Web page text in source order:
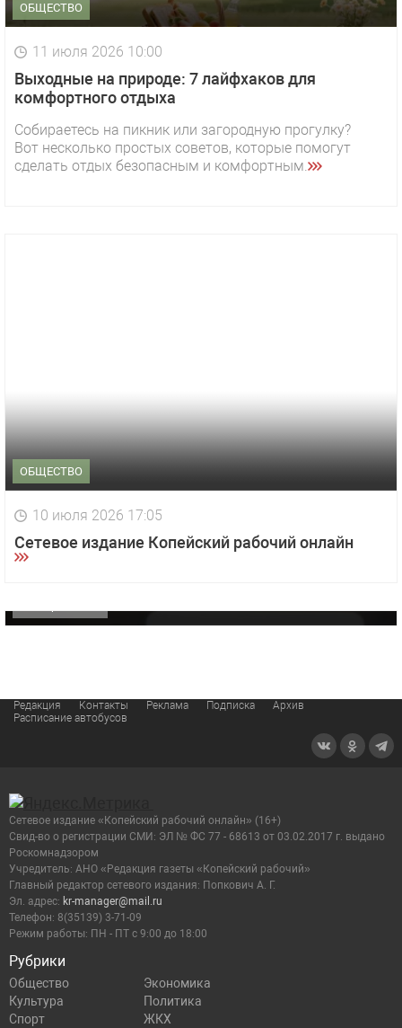
ОБЩЕСТВО
11 июля 2026 10:00
Выходные на природе: 7 лайфхаков для
комфортного отдыха
Собираетесь на пикник или загородную прогулку?
Вот несколько простых советов, которые помогут
сделать отдых безопасным и комфортным.
ОБЩЕСТВО
10 июля 2026 17:05
Сетевое издание Копейский рабочий онлайн
«Звезда» Метрана стала главным героем нового
Редакция Контакты Реклама Подписка
Архив
Расписание автобусов
Рубрики
Общество
Экономика
Культура
Политика
Спорт
ЖКХ
Сетевое издание «Копейский рабочий онлайн» (16+)
Cвид-во о регистрации СМИ: ЭЛ № ФС 77 - 68613 от 03.02.2017 г. выдано
Роскомнадзором
Учредитель: АНО «Редакция газеты «Копейский рабочий»
Главный редактор сетевого издания: Попкович А. Г.
Эл. адрес: kr-manager@mail.ru
Телефон: 8(35139) 3-71-09
Режим работы: ПН - ПТ с 9:00 до 18:00